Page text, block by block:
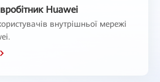
Huawei
внутрішньої мережі